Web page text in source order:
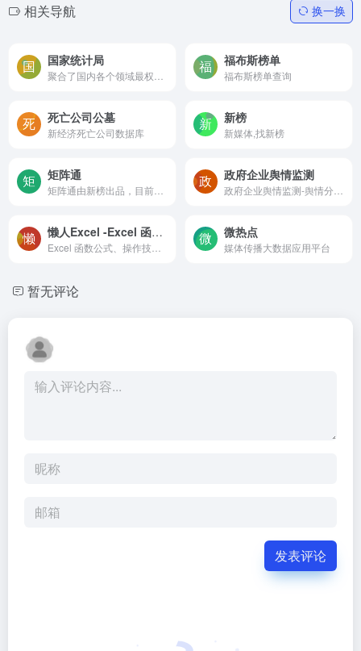
相关导航 换一换
国家统计局 福布斯榜单
福布斯榜单查询
死亡公司公墓
新经济死亡公司数据库
新榜
新媒体,找新榜
矩阵通 政府企业舆情监测
懒人Excel -Excel 函数公式、操作技巧、数据分析、图表模板、数据透视表教程 微热点
媒体传播大数据应用平台
暂无评论
发表评论